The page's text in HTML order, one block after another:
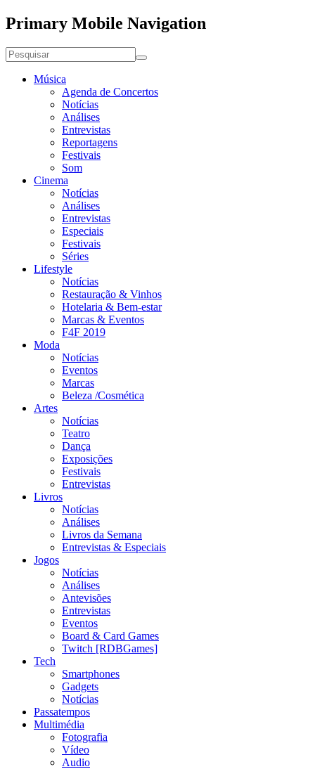
Primary Mobile Navigation
Música
Agenda de Concertos
Notícias
Análises
Entrevistas
Reportagens
Festivais
Som
Cinema
Notícias
Análises
Entrevistas
Especiais
Festivais
Séries
Lifestyle
Notícias
Restauração & Vinhos
Hotelaria & Bem-estar
Marcas & Eventos
F4F 2019
Moda
Notícias
Eventos
Marcas
Beleza /Cosmética
Artes
Notícias
Teatro
Dança
Exposições
Festivais
Entrevistas
Livros
Notícias
Análises
Livros da Semana
Entrevistas & Especiais
Jogos
Notícias
Análises
Antevisões
Entrevistas
Eventos
Board & Card Games
Twitch [RDBGames]
Tech
Smartphones
Gadgets
Notícias
Passatempos
Multimédia
Fotografia
Vídeo
Audio